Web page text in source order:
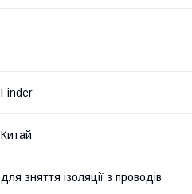
Finder
Китай
для зняття ізоляції з проводів